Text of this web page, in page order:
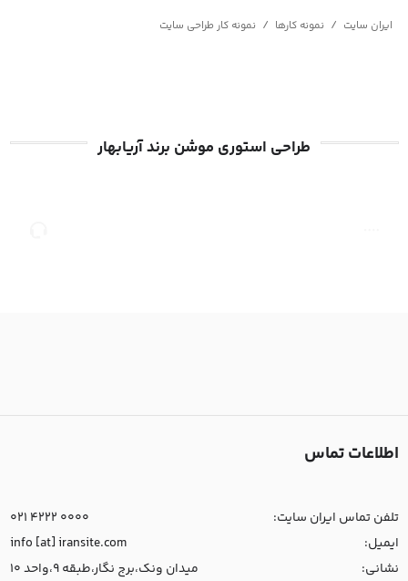
ایران سایت / نمونه کارها / نمونه کار طراحی سایت
طراحی استوری موشن برند آریابهار
اطلاعات تماس
تلفن تماس ایران سایت:
021 4222 0000
ایمیل:
info [at] iransite.com
نشانی:
میدان ونک،برج نگار،طبقه 9،واحد 10